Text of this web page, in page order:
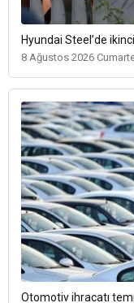
Hyundai Steel’de
8 Ağustos 2026
Otomotiv ihracatı